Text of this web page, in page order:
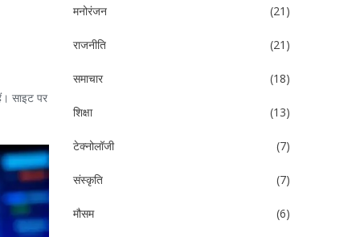
साइट पर
मनोरंजन (21)
राजनीति (21)
समाचार (18)
शिक्षा (13)
टेक्नोलॉजी (7)
संस्कृति (7)
मौसम (6)